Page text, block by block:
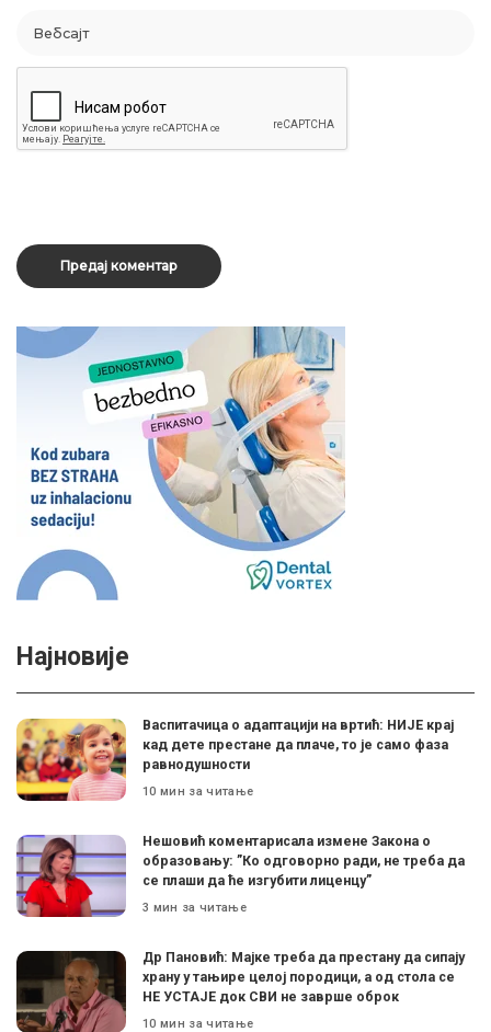
Најновије
Васпитачица о адаптацији на вртић: НИЈЕ крај
кад дете престане да плаче, то је само фаза
равнодушности
10 мин за читање
Нешовић коментарисала измене Закона о
образовању: ”Ко одговорно ради, не треба да
се плаши да ће изгубити лиценцу”
3 мин за читање
Др Пановић: Мајке треба да престану да сипају
храну у тањире целој породици, а од стола се
НЕ УСТАЈЕ док СВИ не заврше оброк
10 мин за читање